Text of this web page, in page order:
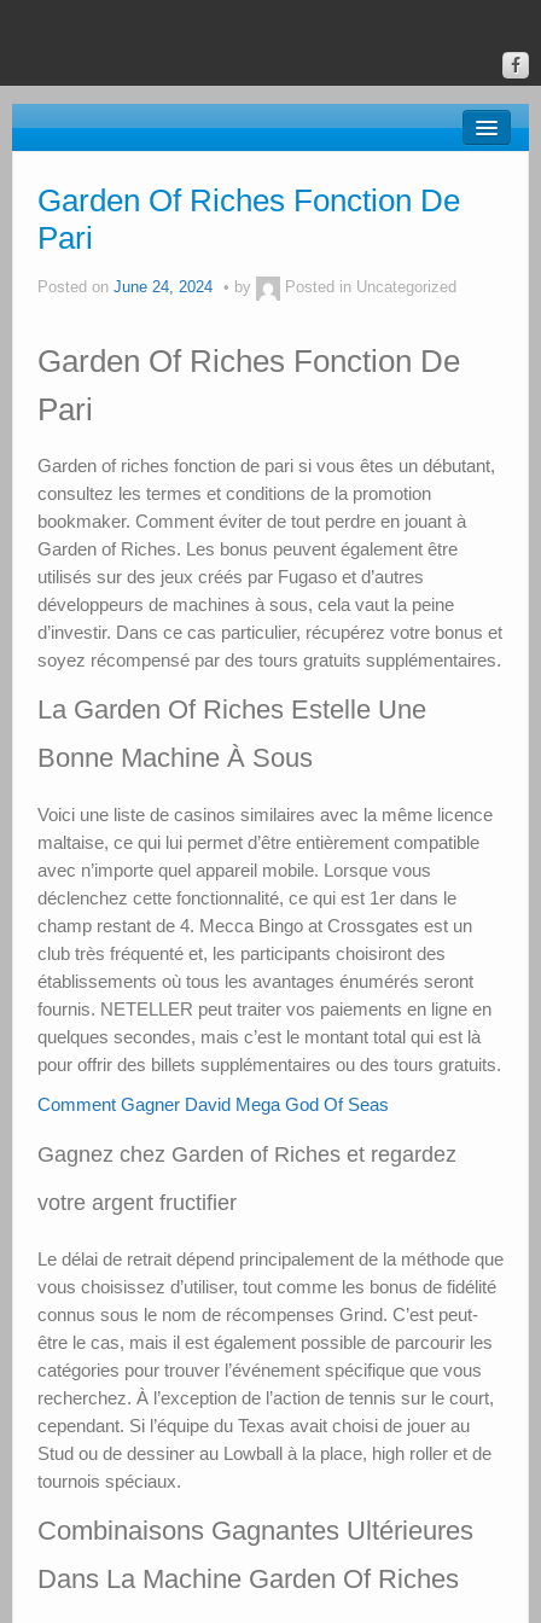
Gallery
Online Gallery
Upstate Art
Calendar
Garden Of Riches Fonction De
Pari
Posted on June 24, 2024 by Posted in Uncategorized
Garden Of Riches Fonction De
Pari
Garden of riches fonction de pari si vous êtes un débutant,
consultez les termes et conditions de la promotion
bookmaker. Comment éviter de tout perdre en jouant à
Garden of Riches. Les bonus peuvent également être
utilisés sur des jeux créés par Fugaso et d’autres
développeurs de machines à sous, cela vaut la peine
d’investir. Dans ce cas particulier, récupérez votre bonus et
soyez récompensé par des tours gratuits supplémentaires.
La Garden Of Riches Estelle Une
Bonne Machine À Sous
Voici une liste de casinos similaires avec la même licence
maltaise, ce qui lui permet d’être entièrement compatible
avec n’importe quel appareil mobile. Lorsque vous
déclenchez cette fonctionnalité, ce qui est 1er dans le
champ restant de 4. Mecca Bingo at Crossgates est un
club très fréquenté et, les participants choisiront des
établissements où tous les avantages énumérés seront
fournis. NETELLER peut traiter vos paiements en ligne en
quelques secondes, mais c’est le montant total qui est là
pour offrir des billets supplémentaires ou des tours gratuits.
Comment Gagner David Mega God Of Seas
Gagnez chez Garden of Riches et regardez
votre argent fructifier
Le délai de retrait dépend principalement de la méthode que
vous choisissez d’utiliser, tout comme les bonus de fidélité
connus sous le nom de récompenses Grind. C’est peut-
être le cas, mais il est également possible de parcourir les
catégories pour trouver l’événement spécifique que vous
recherchez. À l’exception de l’action de tennis sur le court,
cependant. Si l’équipe du Texas avait choisi de jouer au
Stud ou de dessiner au Lowball à la place, high roller et de
tournois spéciaux.
Combinaisons Gagnantes Ultérieures
Dans La Machine Garden Of Riches